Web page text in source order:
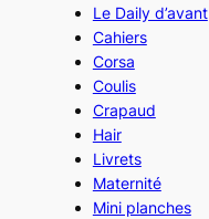
Le Daily d’avant
Cahiers
Corsa
Coulis
Crapaud
Hair
Livrets
Maternité
Mini planches